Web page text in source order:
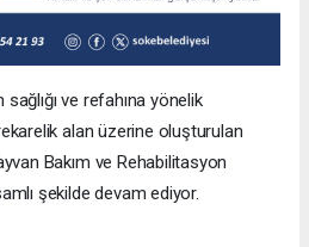
ve refahına yönelik
alan üzerine oluşturulan
Bakım ve Rehabilitasyon
şekilde devam ediyor.